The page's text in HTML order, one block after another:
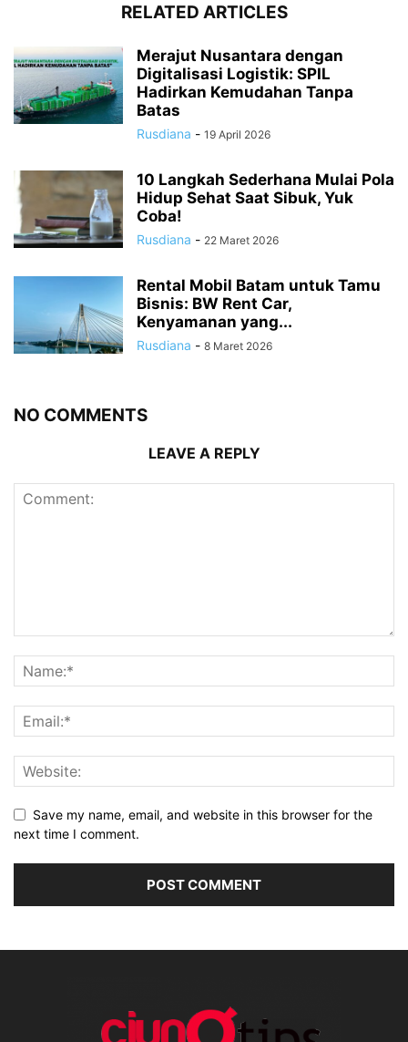
RELATED ARTICLES
Merajut Nusantara dengan
Digitalisasi Logistik: SPIL
Hadirkan Kemudahan Tanpa
Batas
Rusdiana - 19 April 2026
10 Langkah Sederhana Mulai Pola
Hidup Sehat Saat Sibuk, Yuk
Coba!
Rusdiana - 22 Maret 2026
Rental Mobil Batam untuk Tamu
Bisnis: BW Rent Car,
Kenyamanan yang...
Rusdiana - 8 Maret 2026
NO COMMENTS
LEAVE A REPLY
Save my name, email, and website in this browser for the
next time I comment.